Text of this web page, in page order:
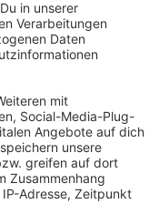
Störungen